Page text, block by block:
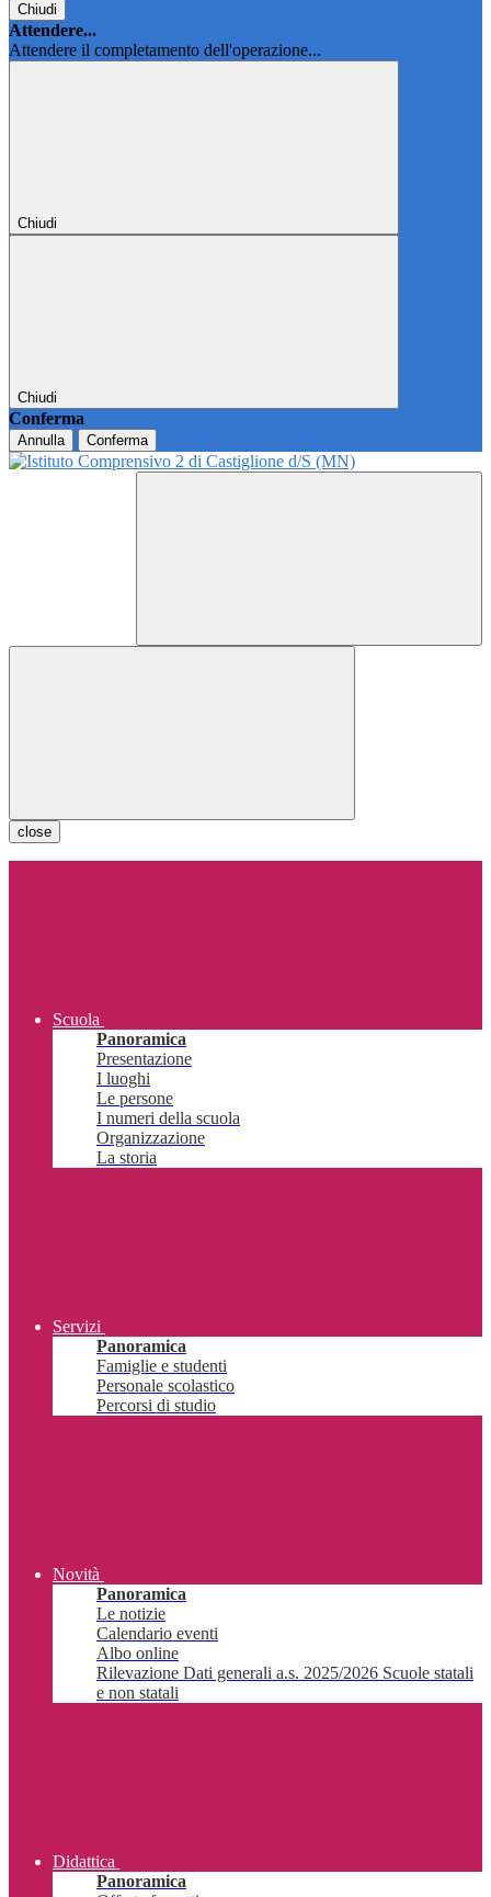
Chiudi
Attendere...
Attendere il completamento dell'operazione...
Chiudi
Chiudi
Conferma
Annulla Conferma
close
Scuola
Panoramica
Presentazione
I luoghi
Le persone
I numeri della scuola
Organizzazione
La storia
Servizi
Panoramica
Famiglie e studenti
Personale scolastico
Percorsi di studio
Novità
Panoramica
Le notizie
Calendario eventi
Albo online
Rilevazione Dati generali a.s. 2025/2026 Scuole statali
e non statali
Didattica
Panoramica